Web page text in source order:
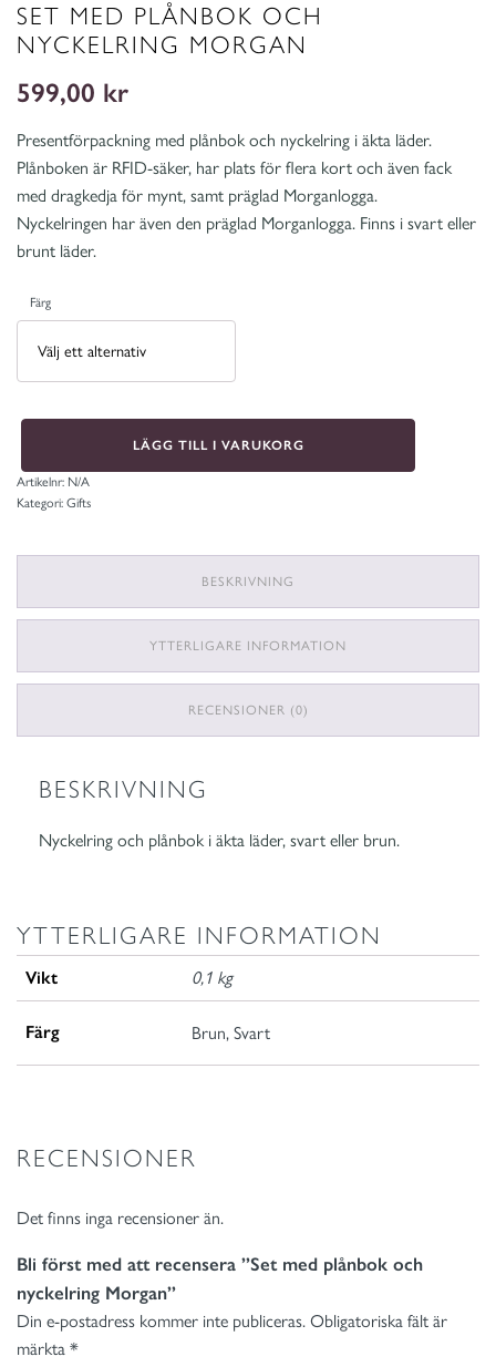
SET MED PLÅNBOK OCH
NYCKELRING MORGAN
599,00 kr
Presentförpackning med plånbok och nyckelring i äkta läder.
Plånboken är RFID-säker, har plats för flera kort och även fack
med dragkedja för mynt, samt präglad Morganlogga.
Nyckelringen har även den präglad Morganlogga. Finns i svart eller
brunt läder.
Färg
plånbok
och
nyckelring
Morgan
LÄGG TILL I VARUKORG
Artikelnr: N/A
Kategori: Gifts
BESKRIVNING
YTTERLIGARE INFORMATION
RECENSIONER (0)
BESKRIVNING
Nyckelring och plånbok i äkta läder, svart eller brun.
YTTERLIGARE INFORMATION
Vikt 0,1 kg
Färg Brun, Svart
RECENSIONER
Det finns inga recensioner än.
Bli först med att recensera ”Set med plånbok och
nyckelring Morgan”
Din e-postadress kommer inte publiceras. Obligatoriska fält är
märkta *